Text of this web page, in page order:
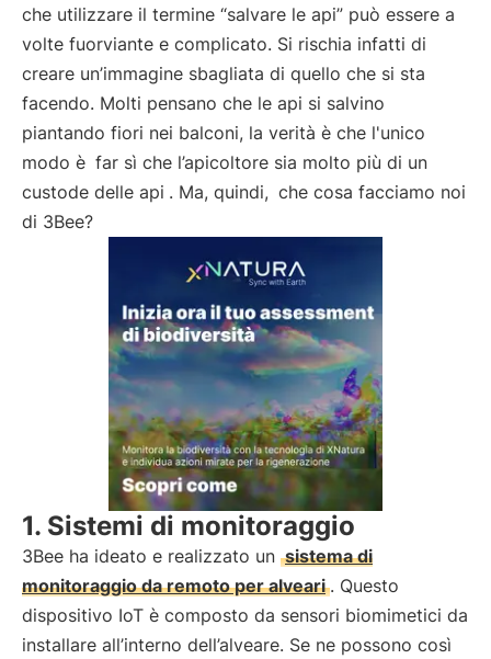
che utilizzare il termine “salvare le api” può essere a
volte fuorviante e complicato. Si rischia infatti di
creare un’immagine sbagliata di quello che si sta
facendo. Molti pensano che le api si salvino
piantando fiori nei balconi, la verità è che l'unico
modo è far sì che l’apicoltore sia molto più di un
custode delle api . Ma, quindi, che cosa facciamo noi
di 3Bee?
1. Sistemi di monitoraggio
3Bee ha ideato e realizzato un sistema di
monitoraggio da remoto per alveari . Questo
dispositivo IoT è composto da sensori biomimetici da
installare all’interno dell’alveare. Se ne possono così